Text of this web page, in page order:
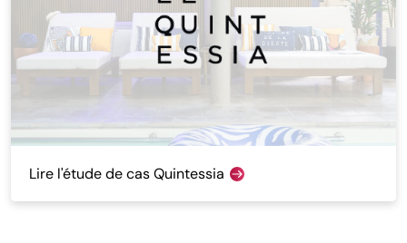
Lire l'étude de cas Quintessia